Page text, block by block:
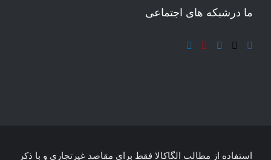
ما درشبکه های اجتماعی
استفاده از مطالب الگاکالا فقط برای مقاصد غیرتجاری و با ذکر